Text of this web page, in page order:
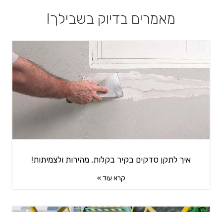
מאמרים בדיוק בשבילך!
איך לתקן סדקים בקיר בקלות, מהירות ולצמיתות!
קרא עוד »